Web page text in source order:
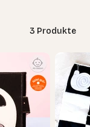
3 Produkte